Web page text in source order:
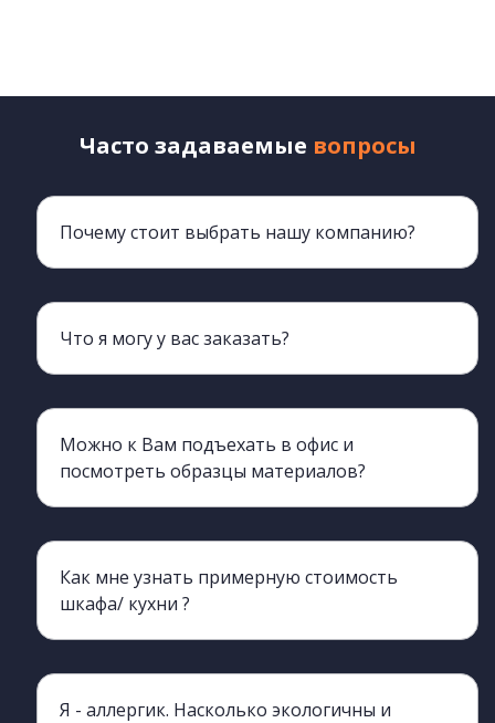
Часто задаваемые вопросы
Почему стоит выбрать нашу компанию?
Что я могу у вас заказать?
Можно к Вам подъехать в офис и
посмотреть образцы материалов?
Как мне узнать примерную стоимость
шкафа/ кухни ?
Я - аллергик. Насколько экологичны и